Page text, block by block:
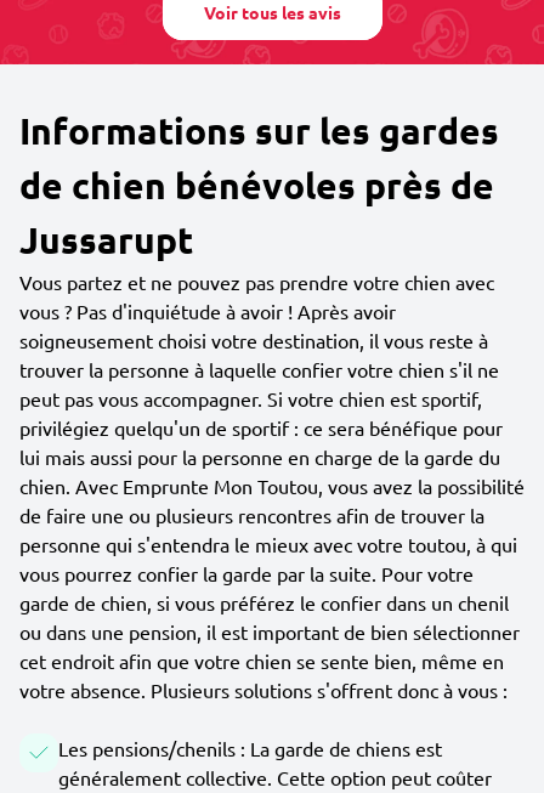
Voir tous les avis
Informations sur les gardes
de chien bénévoles près de
Jussarupt
Vous partez et ne pouvez pas prendre votre chien avec
vous ? Pas d'inquiétude à avoir ! Après avoir
soigneusement choisi votre destination, il vous reste à
trouver la personne à laquelle confier votre chien s'il ne
peut pas vous accompagner. Si votre chien est sportif,
privilégiez quelqu'un de sportif : ce sera bénéfique pour
lui mais aussi pour la personne en charge de la garde du
chien. Avec Emprunte Mon Toutou, vous avez la possibilité
de faire une ou plusieurs rencontres afin de trouver la
personne qui s'entendra le mieux avec votre toutou, à qui
vous pourrez confier la garde par la suite. Pour votre
garde de chien, si vous préférez le confier dans un chenil
ou dans une pension, il est important de bien sélectionner
cet endroit afin que votre chien se sente bien, même en
votre absence. Plusieurs solutions s'offrent donc à vous :
Les pensions/chenils : La garde de chiens est
généralement collective. Cette option peut coûter